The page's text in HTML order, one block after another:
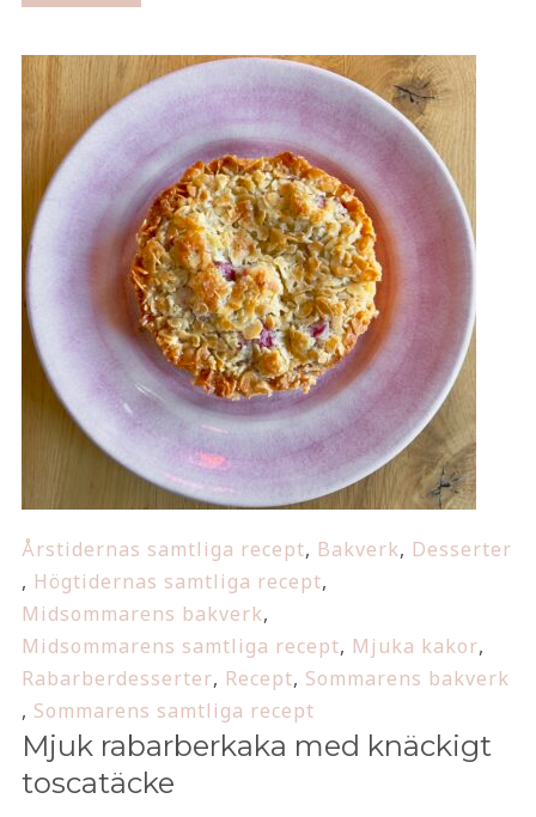
Årstidernas samtliga recept, Bakverk, Desserter
, Högtidernas samtliga recept,
Midsommarens bakverk,
Midsommarens samtliga recept, Mjuka kakor,
Rabarberdesserter, Recept, Sommarens bakverk
, Sommarens samtliga recept
Mjuk rabarberkaka med knäckigt
toscatäcke